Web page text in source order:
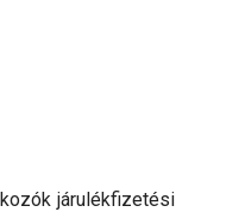
járulékfizetési